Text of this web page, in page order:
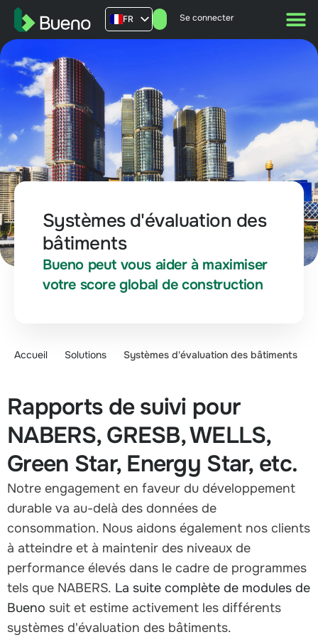
FR
AU
Se connecter
Systèmes d'évaluation des
bâtiments
Bueno peut vous aider à maximiser
votre score global de construction
Accueil Solutions Systèmes d'évaluation des bâtiments
Rapports de suivi pour
NABERS, GRESB, WELLS,
Green Star, Energy Star, etc.
Notre engagement en faveur du développement
durable va au-delà des données de
consommation. Nous aidons également nos clients
à atteindre et à maintenir des niveaux de
performance élevés dans le cadre de programmes
tels que NABERS. La suite complète de modules de
Bueno suit et estime activement les différents
systèmes d'évaluation des bâtiments.